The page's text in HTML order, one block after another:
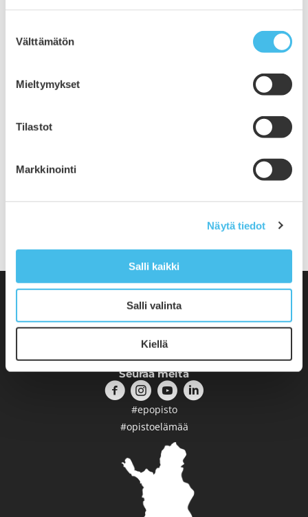
valinta
Välttämätön
Mieltymykset
Tilastot
Markkinointi
Näytä tiedot
Salli kaikki
Salli valinta
Kiellä
tammikuu 2020
lokakuu 2019
heinäkuu 2019
toukokuu 2019
helmikuu 2019
Etelä-Pohjanmaan Opisto
Seuraa meitä
#epopisto
#opistoelämää